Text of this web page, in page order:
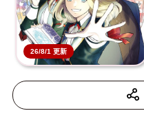
26/8/1 更新